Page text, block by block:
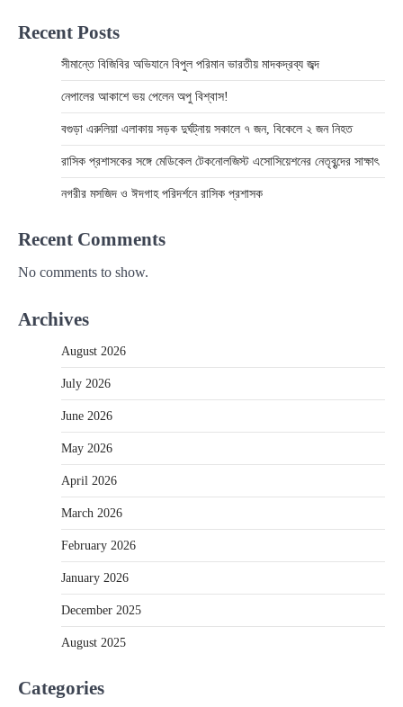
Recent Posts
সীমান্তে বিজিবির অভিযানে বিপুল পরিমান ভারতীয় মাদকদ্রব্য জব্দ
নেপালের আকাশে ভয় পেলেন অপু বিশ্বাস!
বগুড়া এরুলিয়া এলাকায় সড়ক দুর্ঘট্নায় সকালে ৭ জন, বিকেলে ২ জন নিহত
রাসিক প্রশাসকের সঙ্গে মেডিকেল টেকনোলজিস্ট এসোসিয়েশনের নেতৃবৃন্দের সাক্ষাৎ
নগরীর মসজিদ ও ঈদগাহ পরিদর্শনে রাসিক প্রশাসক
Recent Comments
No comments to show.
Archives
August 2026
July 2026
June 2026
May 2026
April 2026
March 2026
February 2026
January 2026
December 2025
August 2025
Categories